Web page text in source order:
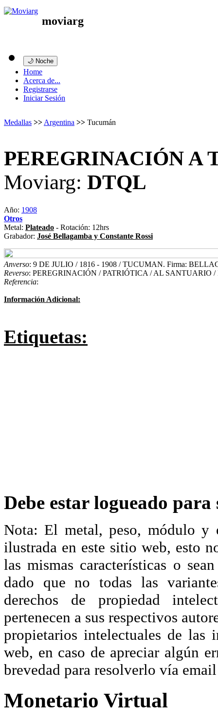
moviarg
🌙 Noche
Home
Acerca de...
Registrarse
Iniciar Sesión
Medallas >> Argentina >> Tucumán
PEREGRINACIÓN A
Moviarg: DTQL
Año: 1908
Otros
Metal: Plateado - Rotación: 12hrs
Grabador: José Bellagamba y Constante Rossi
Anverso: 9 DE JULIO / 1816 - 1908 / TUCUMAN. Firma:
Reverso: PEREGRINACIÓN / PATRIÓTICA / AL SANTUARIO
Referencia:
Información Adicional:
Etiquetas:
Debe estar logueado
Nota: El metal, peso, módulo y
ilustrada en este sitio web, esto
las mismas características o
dado que no todas las
derechos de propiedad
pertenecen a sus respectivos
propietarios intelectuales de las
web, en caso de apreciar algún
brevedad para resolverlo vía
Monetario Virtual